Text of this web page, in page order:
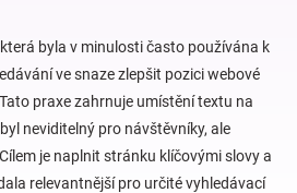
byla v minulosti často používána k
ve snaze zlepšit pozici webové
praxe zahrnuje umístění textu na
neviditelný pro návštěvníky, ale
je naplnit stránku klíčovými slovy a
relevantnější pro určité vyhledávací